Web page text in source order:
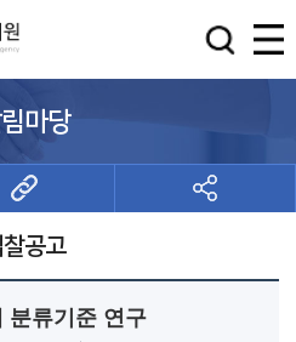
마당
찰공고
분류기준 연구